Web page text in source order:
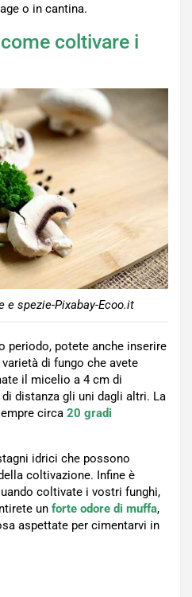
o in cantina.
coltivare i
e spezie-Pixabay-Ecoo.it
periodo, potete anche inserire
di fungo che avete
il micelio a 4 cm di
distanza gli uni dagli altri. La
circa 20 gradi
idrici che possono
coltivazione. Infine è
coltivate i vostri funghi,
un forte odore di muffa,
aspettate per cimentarvi in